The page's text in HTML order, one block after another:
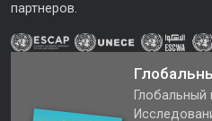
партнеров.
Глобальный